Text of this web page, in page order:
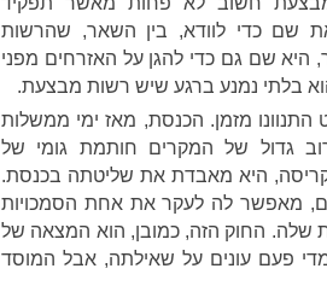
שם כדי לוודא, בין השאר, שהרשות
שם גם כדי להגן על האזרחים מפני
בלתי נמנע ברגע שיש רשות מבצעת.
מזמן. הכנסת, מאז ימי ממשלות
גדול של המקרים חותמת גומי של
היא מאבדת את שליטתה בכנסת.
מאפשר לה לעקר את אחת הסמכויות
שלה. החוק הזה, כמובן, הוא המצאה של
פעם עונים על שאילתה, אבל המוסד